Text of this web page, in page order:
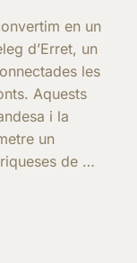
en un
d’Erret, un
les
Aquests
i la
un
de …